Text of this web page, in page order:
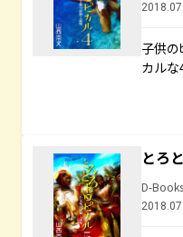
子供
カルな
とろ
D-Books